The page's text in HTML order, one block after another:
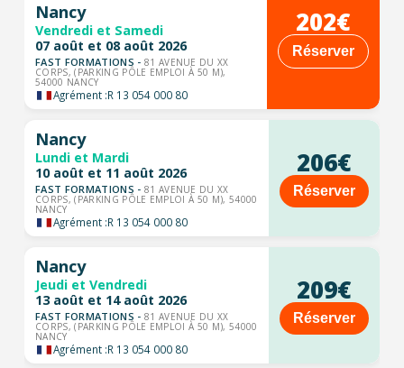
Nancy
Vendredi et Samedi
07 août et 08 août 2026
FAST FORMATIONS - 81 AVENUE DU XX
CORPS, (PARKING PÔLE EMPLOI À 50 M),
54000 NANCY
Agrément :R 13 054 000 80
202€
Réserver
Nancy
Lundi et Mardi
10 août et 11 août 2026
FAST FORMATIONS - 81 AVENUE DU XX
CORPS, (PARKING PÔLE EMPLOI À 50 M), 54000
NANCY
Agrément :R 13 054 000 80
206€
Réserver
Nancy
Jeudi et Vendredi
13 août et 14 août 2026
FAST FORMATIONS - 81 AVENUE DU XX
CORPS, (PARKING PÔLE EMPLOI À 50 M), 54000
NANCY
Agrément :R 13 054 000 80
209€
Réserver